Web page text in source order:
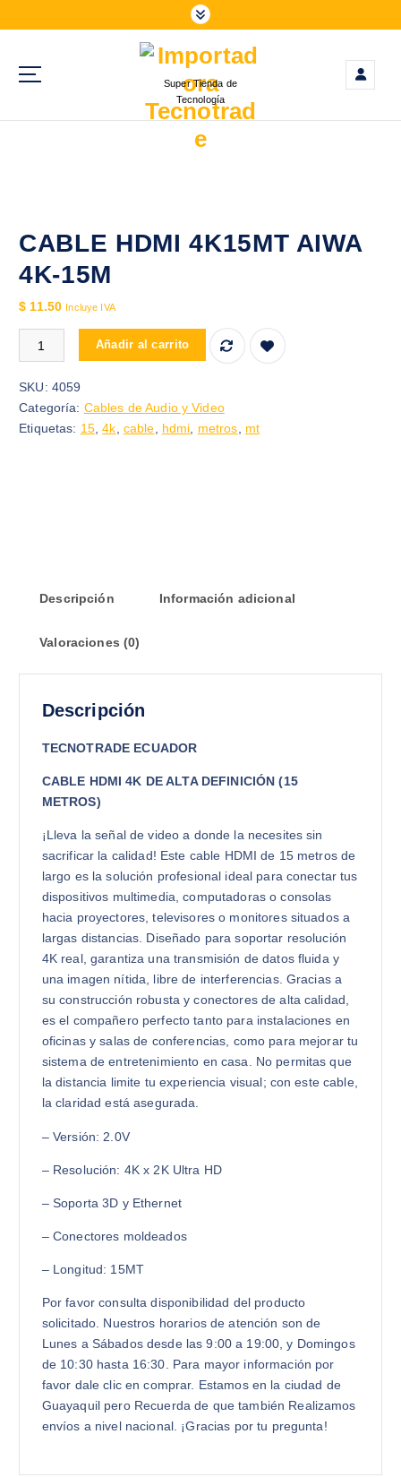
a
Super Tienda de
Tecnología
CABLE HDMI 4K15MT AIWA
4K-15M
$ 11.50 Incluye IVA
CABLE HDMI 4K15MT AIWA 4K-15M cantidad
Añadir al carrito
SKU: 4059
Categoría: Cables de Audio y Video
Etiquetas: 15,4k, cable, hdmi, metros, mt
Descripción Información adicional
Valoraciones (0)
Descripción
TECNOTRADE ECUADOR
CABLE HDMI 4K DE ALTA DEFINICIÓN (15
METROS)
¡Lleva la señal de video a donde la necesites sin
sacrificar la calidad! Este cable HDMI de 15 metros de
largo es la solución profesional ideal para conectar tus
dispositivos multimedia, computadoras o consolas
hacia proyectores, televisores o monitores situados a
largas distancias. Diseñado para soportar resolución
4K real, garantiza una transmisión de datos fluida y
una imagen nítida, libre de interferencias. Gracias a
su construcción robusta y conectores de alta calidad,
es el compañero perfecto tanto para instalaciones en
oficinas y salas de conferencias, como para mejorar tu
sistema de entretenimiento en casa. No permitas que
la distancia limite tu experiencia visual; con este cable,
la claridad está asegurada.
– Versión: 2.0V
– Resolución: 4K x 2K Ultra HD
– Soporta 3D y Ethernet
– Conectores moldeados
– Longitud: 15MT
Por favor consulta disponibilidad del producto
solicitado. Nuestros horarios de atención son de
Lunes a Sábados desde las 9:00 a 19:00, y Domingos
de 10:30 hasta 16:30. Para mayor información por
favor dale clic en comprar. Estamos en la ciudad de
Guayaquil pero Recuerda de que también Realizamos
envíos a nivel nacional. ¡Gracias por tu pregunta!